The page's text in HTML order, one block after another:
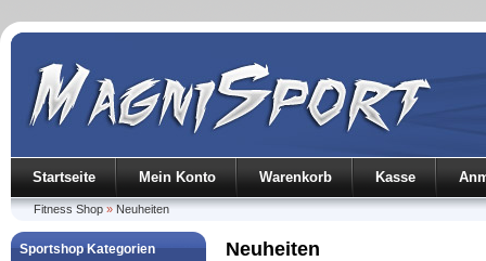
Startseite Mein Konto Warenkorb Kasse
Fitness Shop»Neuheiten
Sportshop Kategorien
Neuheiten